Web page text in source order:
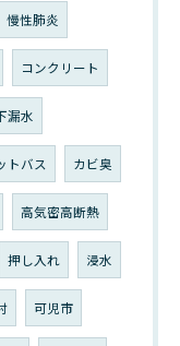
慢性肺炎
コンクリート
漏水
トバス カビ臭
高気密高断熱
押し入れ 浸水
可児市